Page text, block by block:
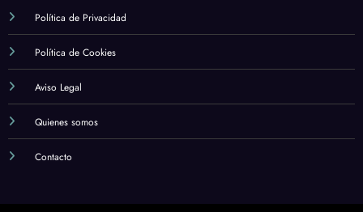
estudio en la fe católica
marzo 12, 2024 Alexander
Política de Cookies